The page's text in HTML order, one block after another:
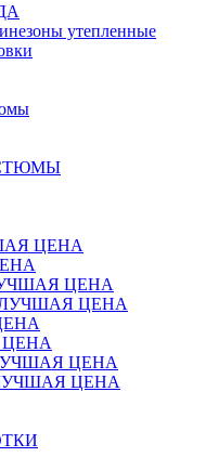
утепленные
ЦЕНА
ЦЕНА
ЛУЧШАЯ ЦЕНА
ЦЕНА
ЦЕНА
ЛУЧШАЯ ЦЕНА